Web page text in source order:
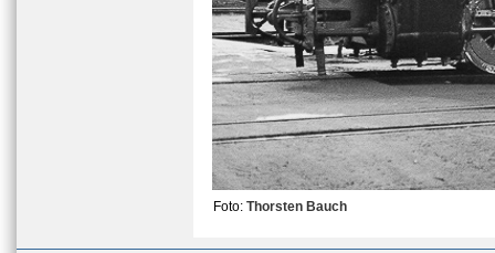
Foto: Thorsten Bauch